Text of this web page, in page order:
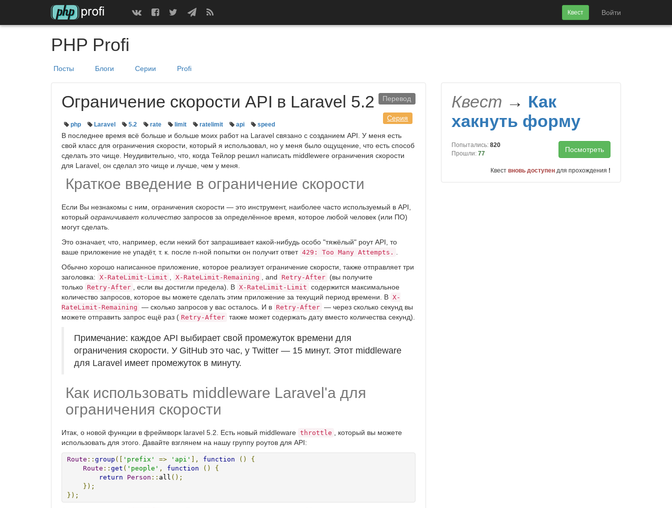
Квест Войти
PHP Profi
Посты Блоги Серии Profi
Квест → Как
хакнуть форму
Попытались: 820
Прошли: 77 Посмотреть
Квест вновь доступен для прохождения !
Ограничение скорости API в Laravel 5.2 Перевод
Серия
php Laravel 5.2 rate limit ratelimit api speed
В последнее время всё больше и больше моих работ на Laravel связано с созданием API. У меня есть
свой класс для ограничения скорости, который я использовал, но у меня было ощущение, что есть способ
сделать это чище. Неудивительно, что, когда Тейлор решил написать middlewere ограничения скорости
для Laravel, он сделал это чище и лучше, чем у меня.
Краткое введение в ограничение скорости
Если Вы незнакомы с ним, ограничения скорости — это инструмент, наиболее часто используемый в API,
который ограничивает количество запросов за определённое время, которое любой человек (или ПО)
могут сделать.
Это означает, что, например, если некий бот запрашивает какой-нибудь особо "тяжёлый" роут API, то
ваше приложение не упадёт, т. к. после n-ной попытки он получит ответ 429: Too Many Attempts.
Обычно хорошо написанное приложение, которое реализует ограничение скорости, также отправляет три
заголовка: X-RateLimit-Limit X-RateLimit-Remaining , and Retry-After (вы получите
только Retry-After , если вы достигли предела). В X-RateLimit-Limit содержится максимальное
количество запросов, которое вы можете сделать этим приложение за текущий период времени. В X-
RateLimit-Remaining — сколько запросов у вас осталось. И в Retry-After — через сколько секунд вы
можете отправить запрос ещё раз ( Retry-After также может содержать дату вместо количества секунд).
Примечание: каждое API выбирает свой промежуток времени для
ограничения скорости. У GitHub это час, у Twitter — 15 минут. Этот middleware
для Laravel имеет промежуток в минуту.
Как использовать middleware Laravel'а для
ограничения скорости
Итак, о новой функции в фреймворк laravel 5.2. Есть новый middleware throttle
, который вы можете
использовать для этого. Давайте взглянем на нашу группу роутов для API:
Route :: group ([ 'prefix' => 'api' ], function ()
{
Route :: get ( 'people' , function ()
{
return
Person :: all ();
});
});